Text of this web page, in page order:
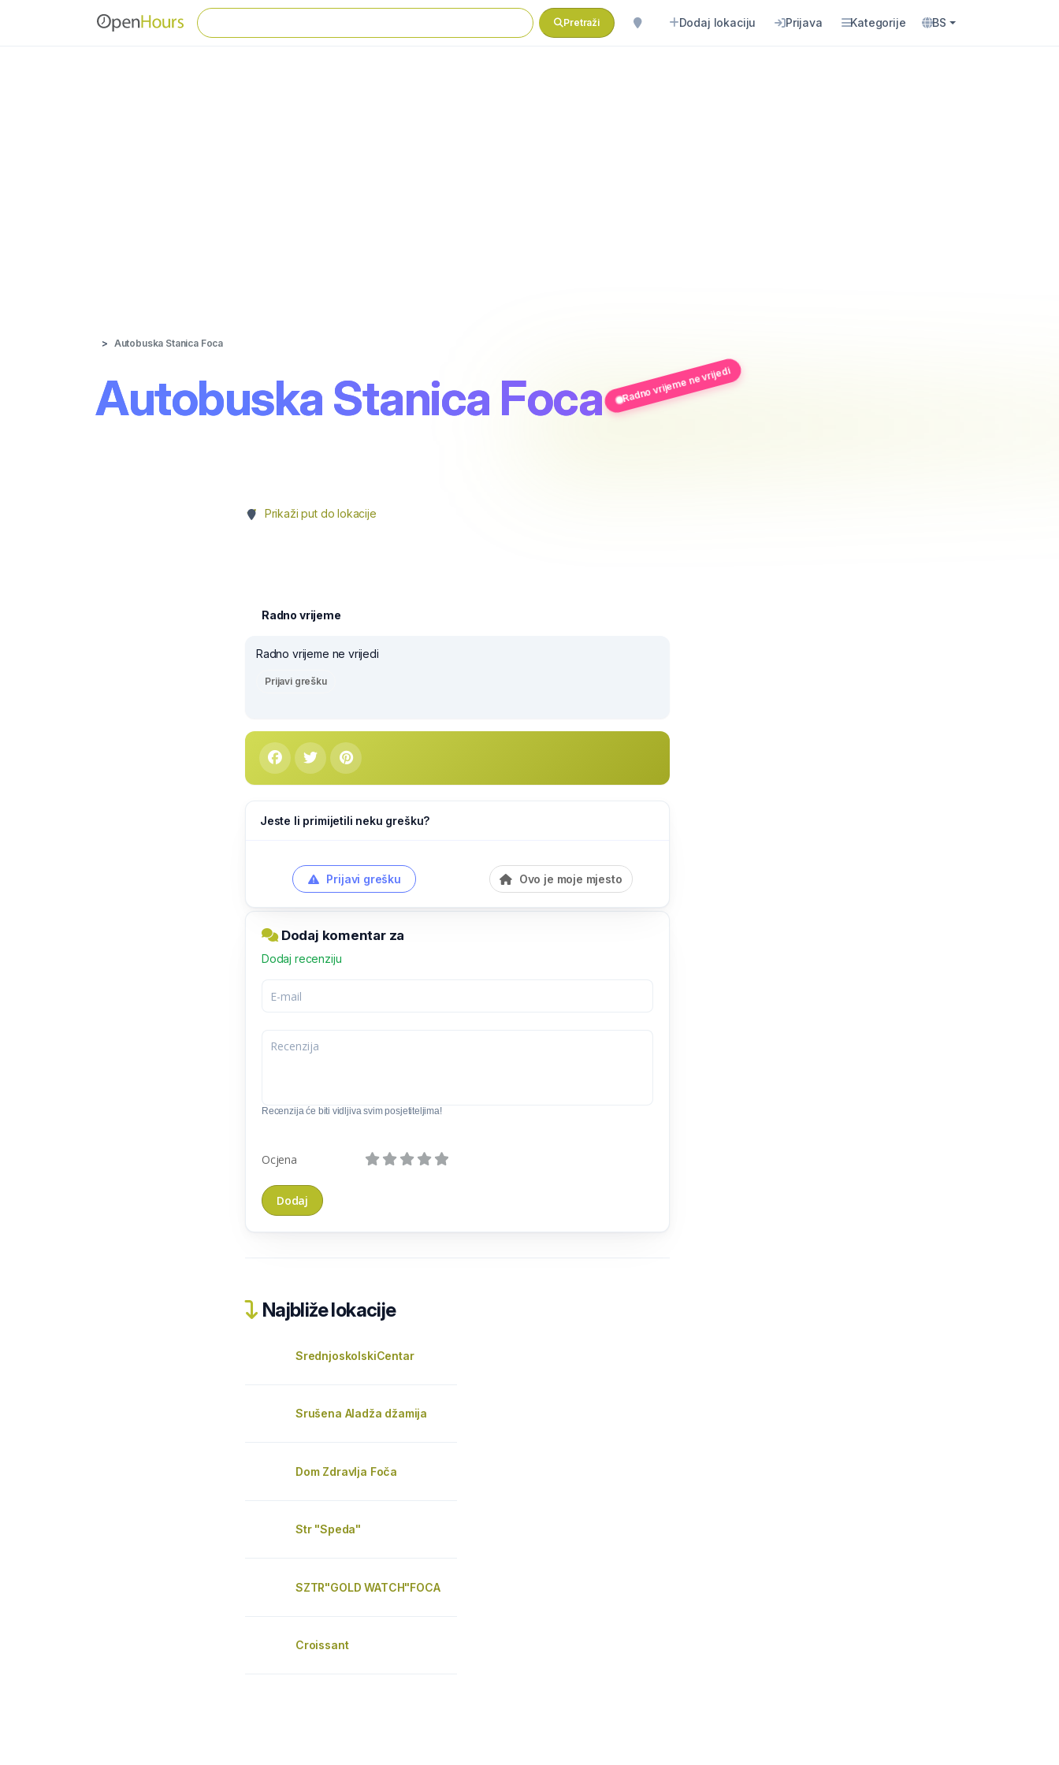
Pretraži Dodaj lokaciju Prijava Kategorije BS
Autobuska Stanica Foca
Autobuska Stanica Foca Radno vrijeme ne vrijedi
Prikaži put do lokacije
Radno vrijeme
Radno vrijeme ne vrijedi
Prijavi grešku
Jeste li primijetili neku grešku?
Prijavi grešku Ovo je moje mjesto
Dodaj komentar za
Dodaj recenziju
Recenzija će biti vidljiva svim posjetiteljima!
Ocjena
Najbliže lokacije
SrednjoskolskiCentar
Srušena Aladža džamija
Dom Zdravlja Foča
Str "Speda"
SZTR"GOLD WATCH"FOCA
Croissant